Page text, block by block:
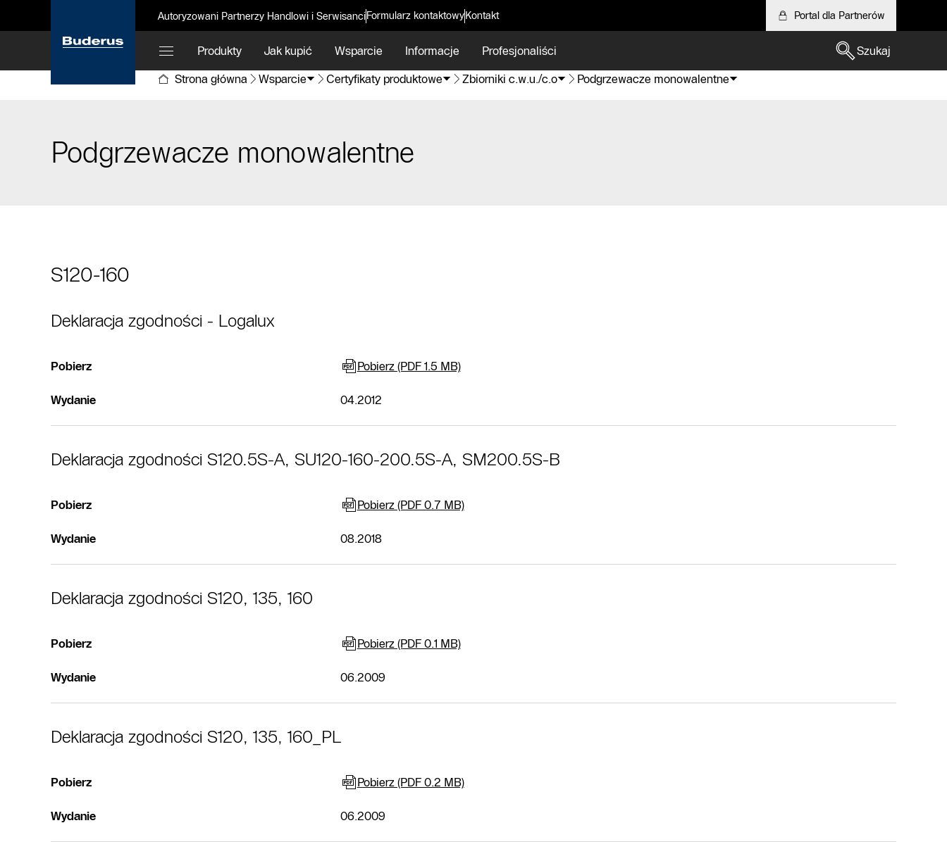
Autoryzowani Partnerzy Handlowi i SerwisanciFormularz kontaktowyKontakt Portal dla Partnerów
Produkty Jak kupić Wsparcie Informacje Profesjonaliści
Szukaj
Strona główna
Wsparcie Certyfikaty produktowe Zbiorniki c.w.u./c.o Podgrzewacze monowalentne
Podgrzewacze monowalentne
S120-160
Deklaracja zgodności - Logalux
Pobierz Pobierz (PDF 1.5 MB)
Wydanie 04.2012
Deklaracja zgodności S120.5S-A, SU120-160-200.5S-A, SM200.5S-B
Pobierz Pobierz (PDF 0.7 MB)
Wydanie 08.2018
Deklaracja zgodności S120, 135, 160
Pobierz Pobierz (PDF 0.1 MB)
Wydanie 06.2009
Deklaracja zgodności S120, 135, 160_PL
Pobierz Pobierz (PDF 0.2 MB)
Wydanie 06.2009